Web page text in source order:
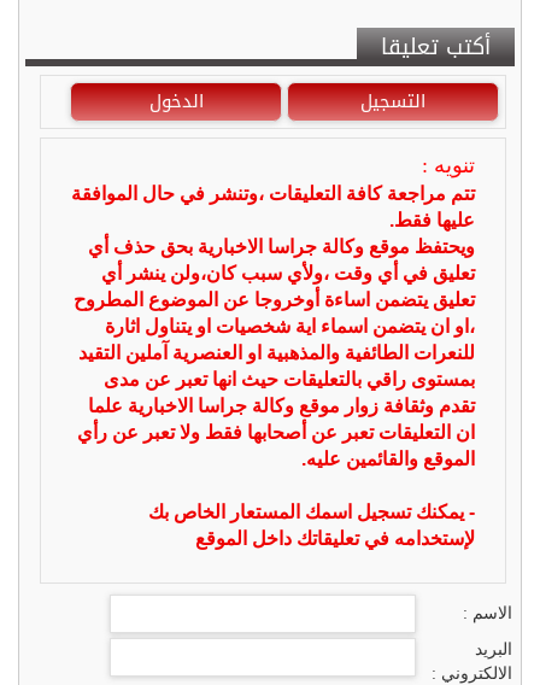
أكتب تعليقا
التسجيل الدخول
تنويه :
تتم مراجعة كافة التعليقات ،وتنشر في حال الموافقة
عليها فقط.
ويحتفظ موقع وكالة جراسا الاخبارية بحق حذف أي
تعليق في أي وقت ،ولأي سبب كان،ولن ينشر أي
تعليق يتضمن اساءة أوخروجا عن الموضوع المطروح
،او ان يتضمن اسماء اية شخصيات او يتناول اثارة
للنعرات الطائفية والمذهبية او العنصرية آملين التقيد
بمستوى راقي بالتعليقات حيث انها تعبر عن مدى
تقدم وثقافة زوار موقع وكالة جراسا الاخبارية علما
ان التعليقات تعبر عن أصحابها فقط ولا تعبر عن رأي
الموقع والقائمين عليه.
- يمكنك تسجيل اسمك المستعار الخاص بك
لإستخدامه في تعليقاتك داخل الموقع
الاسم :
البريد
الالكتروني :